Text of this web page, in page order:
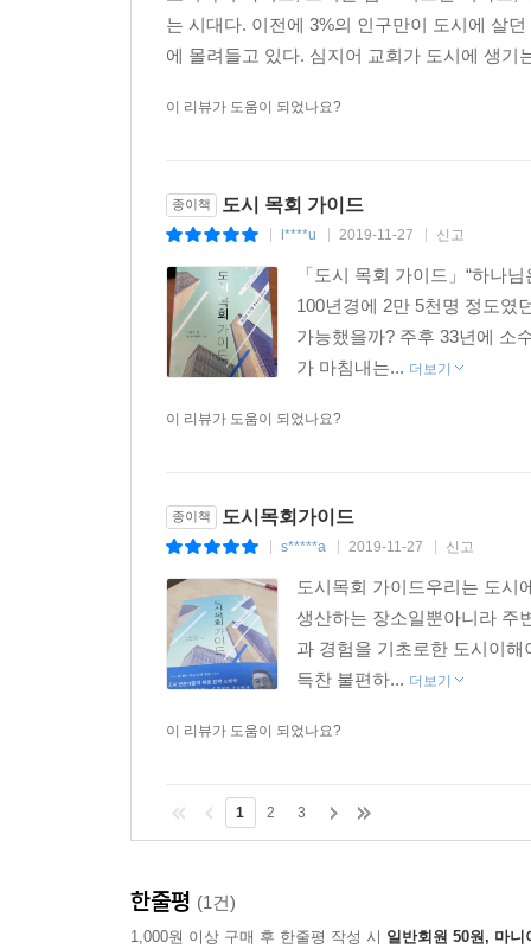
는 시대다. 이전에 3%의 인구만이 도시에 살
에 몰려들고 있다. 심지어 교회가 도시에 생
이 리뷰가 도움이 되었나요?
종이책 도시 목회 가이드
l****u 2019-11-27 신고
「도시 목회 가이드」“하나
100년경에 2만 5천명 정도였
가능했을까? 주후 33년에 소
가 마침내는... 더보기
이 리뷰가 도움이 되었나요?
종이책 도시목회가이드
s*****a 2019-11-27 신고
도시목회 가이드우리는 도시
생산하는 장소일뿐아니라 주
과 경험을 기초로한 도시이
득찬 불편하... 더보기
이 리뷰가 도움이 되었나요?
1 2 3
한줄평 (1건)
1,000원 이상 구매 후 한줄평 작성 시 일반회원 50원, 마니